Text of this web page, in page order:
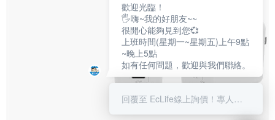
歡迎光臨！
🖐嗨~我的好朋友~~
很開心能夠見到您💞
上班時間(星期一~星期五)上午9點
~晚上5點
如有任何問題，歡迎與我們聯絡。
回覆至 EcLife線上詢價！專人服務